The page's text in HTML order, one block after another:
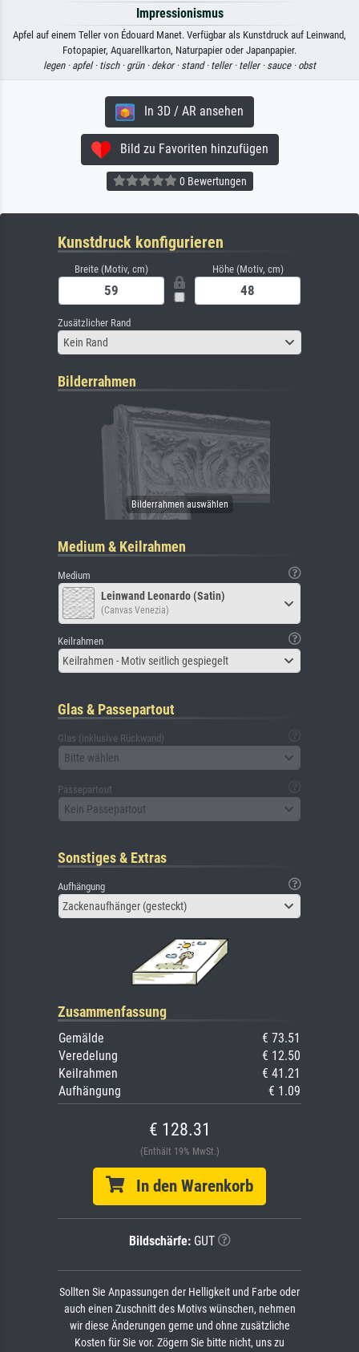
Impressionismus
Apfel auf einem Teller von Édouard Manet. Verfügbar als Kunstdruck auf Leinwand,
Fotopapier, Aquarellkarton, Naturpapier oder Japanpapier.
legen · apfel · tisch · grün · dekor · stand · teller · teller · sauce · obst
In 3D / AR ansehen
Bild zu Favoriten hinzufügen
0 Bewertungen
Kunstdruck konfigurieren
Breite (Motiv, cm) Höhe (Motiv, cm)
Zusätzlicher Rand
Kein Rand
Bilderrahmen
Medium & Keilrahmen
Medium
Leinwand Leonardo (Satin)
(Canvas Venezia)
Keilrahmen
Keilrahmen - Motiv seitlich gespiegelt
Glas & Passepartout
Glas (inklusive Rückwand)
Bitte wählen
Passepartout
Kein Passepartout
Sonstiges & Extras
Aufhängung
Zackenaufhänger (gesteckt)
Zusammenfassung
Gemälde
€ 73.51
Veredelung
€ 12.50
Keilrahmen
€ 41.21
Aufhängung
€ 1.09
€ 128.31
(Enthält 19% MwSt.)
In den Warenkorb
Bildschärfe:GUT
Sollten Sie Anpassungen der Helligkeit und Farbe oder
auch einen Zuschnitt des Motivs wünschen, nehmen
wir diese Änderungen gerne und ohne zusätzliche
Kosten für Sie vor. Zögern Sie bitte nicht, uns zu